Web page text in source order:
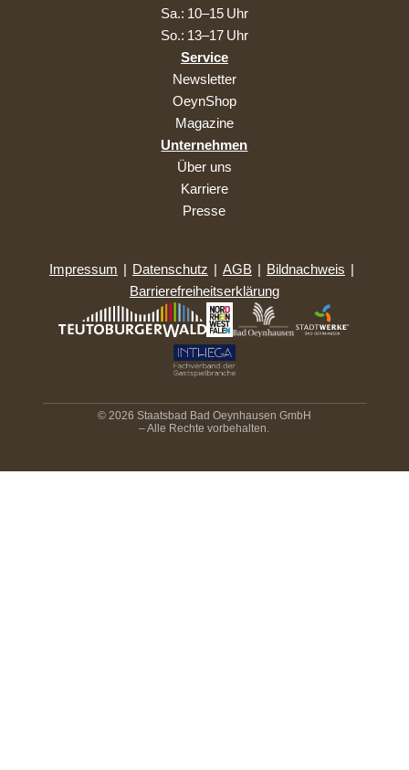
Sa.: 10–15 Uhr
So.: 13–17 Uhr
Service
Newsletter
OeynShop
Magazine
Unternehmen
Über uns
Karriere
Presse
Impressum | Datenschutz | AGB | Bildnachweis |
Barrierefreiheitserklärung
© 2026 Staatsbad Bad Oeynhausen GmbH
– Alle Rechte vorbehalten.